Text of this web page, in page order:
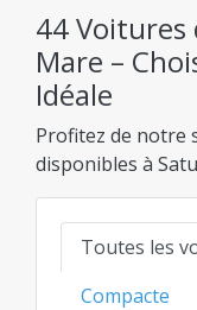
44 Voitures
Mare –
Idéale
Profitez de notre
disponibles à
économiques et
SUV ou de luxe,
meilleur prix
catégorie.
Toutes les
Compacte